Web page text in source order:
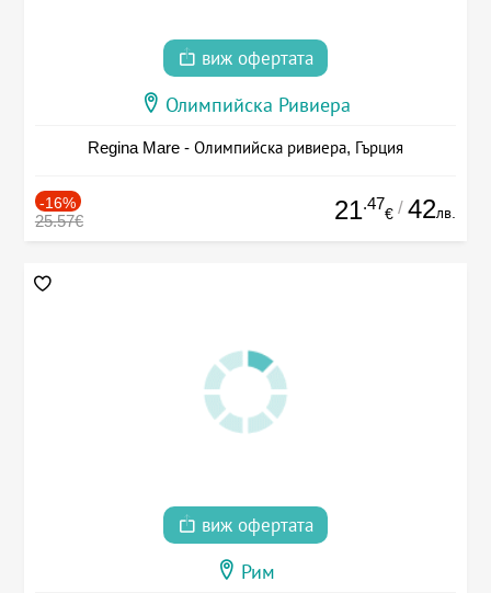
виж офертата
Олимпийска Ривиера
Regina Mare - Олимпийска ривиера, Гърция
-16%
25.57€ 21.47
€ / 42лв.
виж офертата
Рим